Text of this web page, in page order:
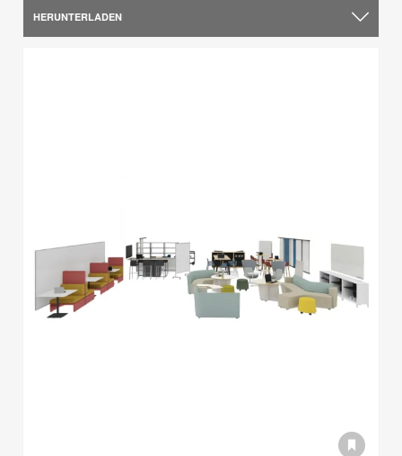
HERUNTERLADEN